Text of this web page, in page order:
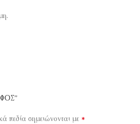
πεδία σημειώνονται με *